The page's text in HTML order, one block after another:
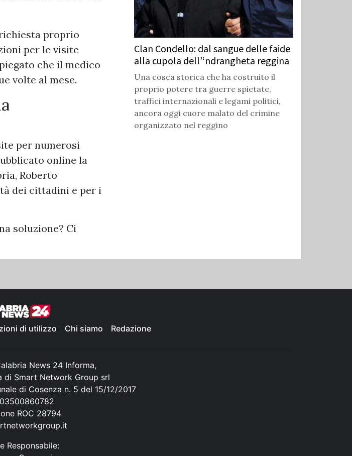
proprio
per le visite
che il medico
volte al mese.
per numerosi
online la
Roberto
dei cittadini e per i
soluzione? Ci
Clan Condello: dal sangue delle faide
alla cupola dell’‘ndrangheta reggina
Una cosca storica che ha costruito il
proprio potere tra guerre spietate,
traffici internazionali e legami politici,
ancora oggi cuore malato del crimine
organizzato nel reggino
di utilizzo Chi siamo Redazione
News 24 Informa,
Smart Network Group srl
di Cosenza n. 5 del 15/12/2017
ROC 28794
Responsabile: